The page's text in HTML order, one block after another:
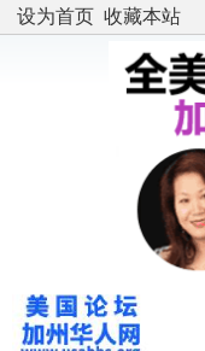
设为首页 收藏本站